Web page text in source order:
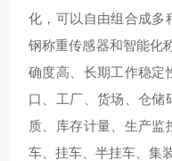
化，可以自由组合成多
钢称重传感器和智能化
确度高、长期工作稳定
口、工厂、货场、仓储
质、库存计量、生产
车、挂车、半挂车、集